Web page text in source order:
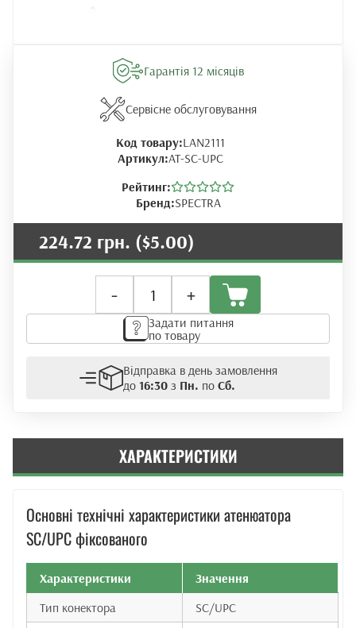
Гарантія 12 місяців
Сервісне обслуговування
Код товару:LAN2111
Артикул:AT-SC-UPC
Рейтинг:
Бренд:SPECTRA
224.72 грн. ($5.00)
-
SC/UPC
кількість
+
Задати питання
по товару
Відправка в день замовлення
до 16:30з Пн. по Сб.
ХАРАКТЕРИСТИКИ
Основні технічні характеристики атенюатора
SC/UPC фіксованого
Характеристики
Значення
Тип конектора
SC/UPC